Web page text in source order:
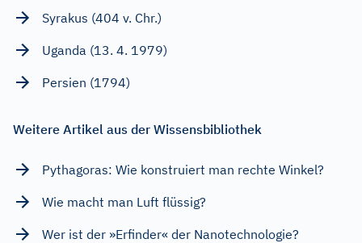
Syrakus (404 v. Chr.)
Uganda (13. 4. 1979)
Persien (1794)
Weitere Artikel aus der Wissensbibliothek
Pythagoras: Wie konstruiert man rechte Winkel?
Wie macht man Luft flüssig?
Wer ist der »Erfinder« der Nanotechnologie?